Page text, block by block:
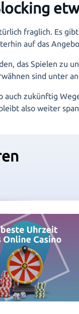
fraglich. Es
auf das
das Spielen zu
sind unter
zukünftig
also weiter